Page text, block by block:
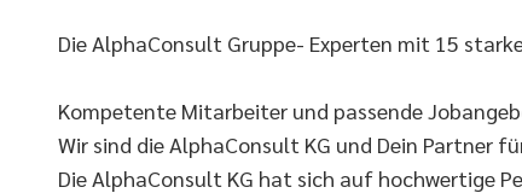
Die AlphaConsult Gruppe- Experten mit 15
Kompetente Mitarbeiter und passende
Wir sind die AlphaConsult KG und Dein Partner
Die AlphaConsult KG hat sich auf hochwertige